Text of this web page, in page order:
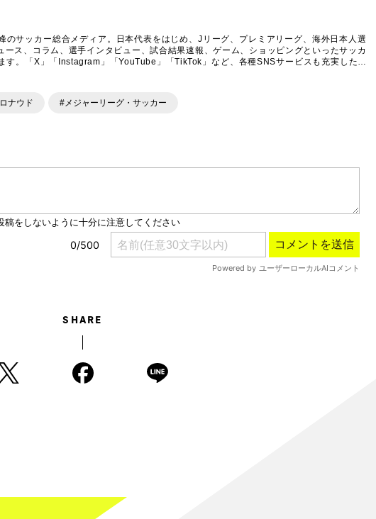
のサッカー総合メディア。日本代表をはじめ、Jリーグ、プレミアリーグ、海外日本人選
ス、コラム、選手インタビュー、試合結果速報、ゲーム、ショッピングといったサッカ
す。「X」「Instagram」「YouTube」「TikTok」など、各種SNSサービスも充実したコ
ナウド #メジャーリーグ・サッカー
SHARE